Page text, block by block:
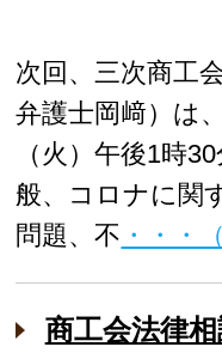
次回、三次商工
弁護士岡﨑）は
（火）午後1時
般、コロナに関
問題、不 ・・・
商工会法律